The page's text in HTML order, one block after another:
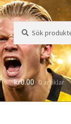
Sök
efter:
Sök
kr0.00 0 artiklar